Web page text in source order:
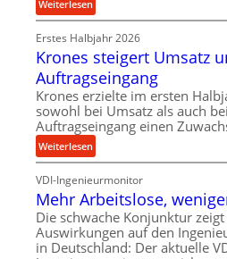
p
r
o
z
e
s
e
r
i
e
b
u
n
d
H
y
d
r
a
u
Weiterlesen:
P
r
ä
i
s
e
u
n
a
n
g
Erstes Halbjahr 2026
Krones steigert Umsatz
Auftragseingang
Krones erzielte im ersten
sowohl bei Umsatz als auch
Auftragseingang einen
Weiterlesen:
K
r
o
n
e
s
VDI-Ingenieurmonitor
Mehr Arbeitslose,
Die schwache Konjunktur zeigt
Auswirkungen auf den
in Deutschland: Der aktuelle